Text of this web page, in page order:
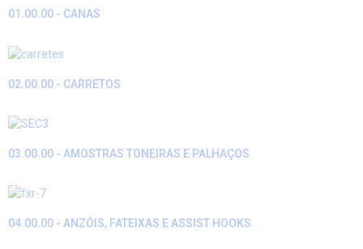
01.00.00 - CANAS
02.00.00 - CARRETOS
03.00.00 - AMOSTRAS TONEIRAS E PALHAÇOS
04.00.00 - ANZÓIS, FATEIXAS E ASSIST HOOKS